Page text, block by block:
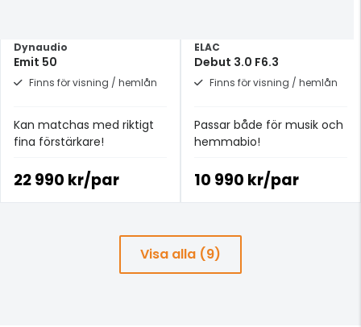
Dynaudio
Emit 50
Finns för visning / hemlån
Kan matchas med riktigt
fina förstärkare!
22 990 kr/par
ELAC
Debut 3.0 F6.3
Finns för visning / hemlån
Passar både för musik och
hemmabio!
10 990 kr/par
Visa alla (9)